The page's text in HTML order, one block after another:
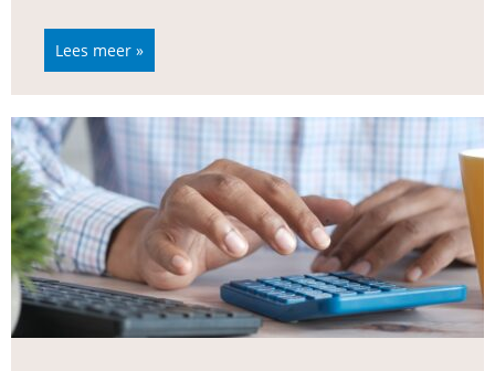
Lees meer »